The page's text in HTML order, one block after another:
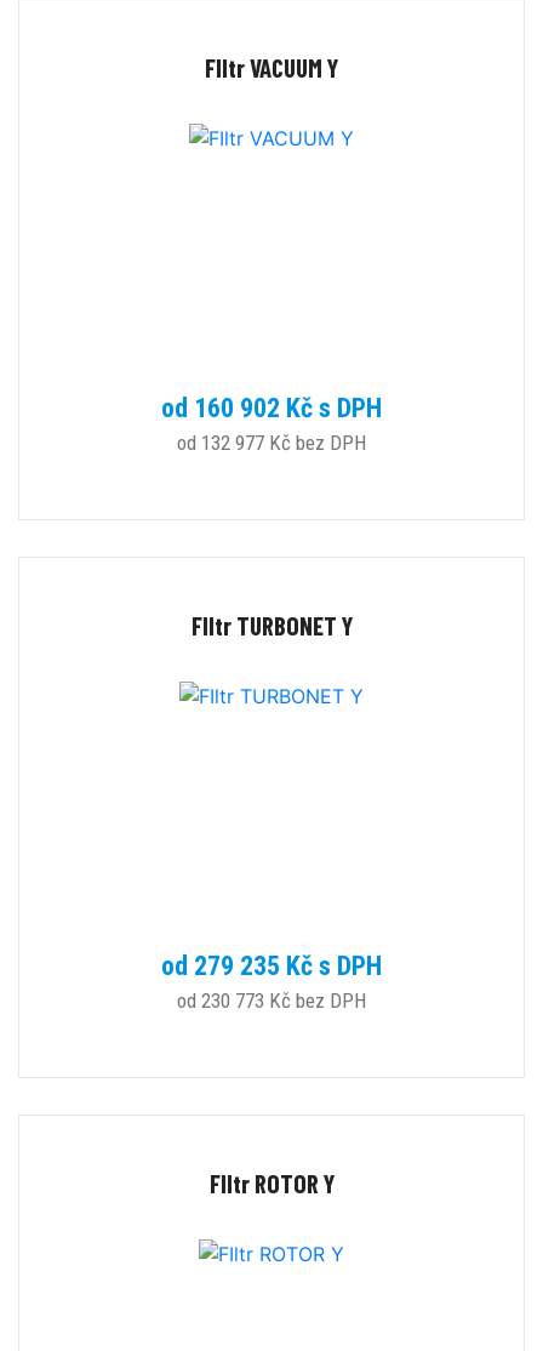
FIltr VACUUM Y
od 160 902 Kč s DPH
od 132 977 Kč bez DPH
FIltr TURBONET Y
od 279 235 Kč s DPH
od 230 773 Kč bez DPH
FIltr ROTOR Y